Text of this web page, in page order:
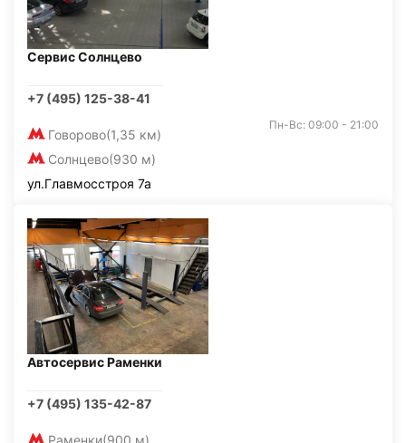
Сервис Солнцево
+7 (495) 125-38-41
Говорово(1,35 км)
Солнцево(930 м)
Пн-Вс: 09:00 - 21:00
ул.Главмосстроя 7а
Автосервис Раменки
+7 (495) 135-42-87
Раменки(900 м)